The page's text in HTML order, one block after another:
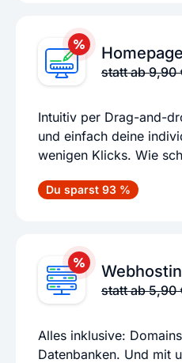
statt ab 9,90
Intuitiv per Drag-and-
und einfach deine
wenigen Klicks. Wie
Du sparst 93 %
statt ab 5,90
Alles inklusive:
Datenbanken. Und mit